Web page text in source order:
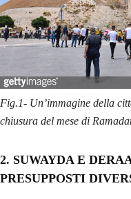
Fig.1- Un’immagine della
chiusura del mese di
2. SUWAYDA E
PRESUPPOSTI